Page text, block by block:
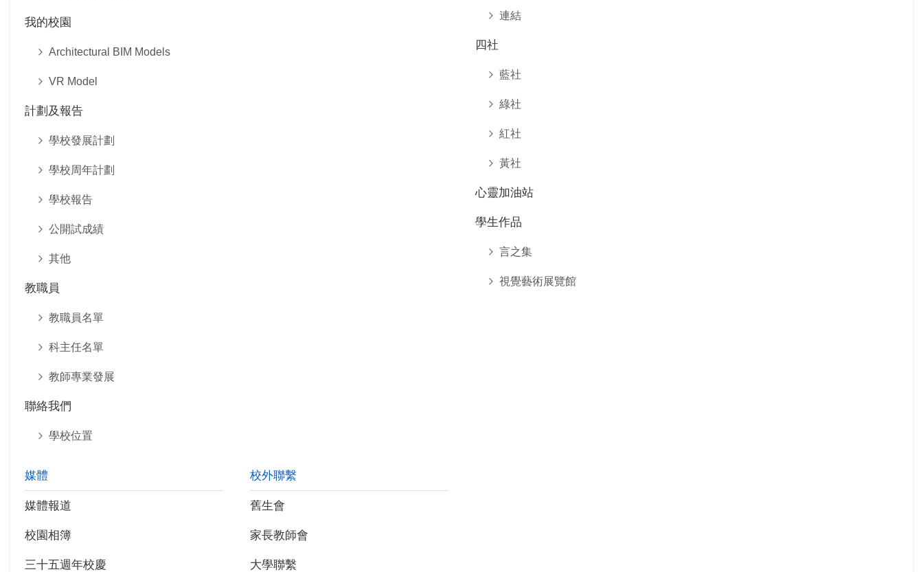
我的校園
Architectural BIM Models
VR Model
計劃及報告
學校發展計劃
學校周年計劃
學校報告
公開試成績
其他
教職員
教職員名單
科主任名單
教師專業發展
聯絡我們
學校位置
連結
四社
藍社
綠社
紅社
黃社
心靈加油站
學生作品
言之集
視覺藝術展覽館
媒體
媒體報道
校園相簿
三十五週年校慶
校外聯繫
舊生會
家長教師會
大學聯繫